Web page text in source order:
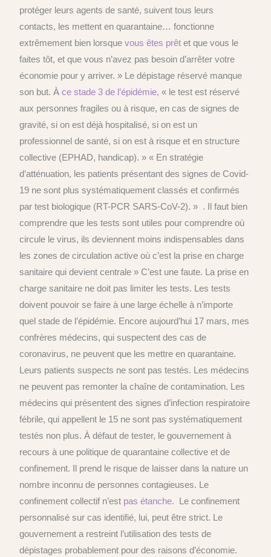
protéger leurs agents de santé, suivent tous leurs
contacts, les mettent en quarantaine… fonctionne
extrêmement bien lorsquevous êtes prêt et que vous le
faites tôt, et que vous n’avez pas besoin d’arrêter votre
économie pour y arriver. » Le dépistage réservé manque
son but. À ce stade 3 de l’épidémie, « le test est réservé
aux personnes fragiles ou à risque, en cas de signes de
gravité, si on est déjà hospitalisé, si on est un
professionnel de santé, si on est à risque et en structure
collective (EPHAD, handicap). » « En stratégie
d’atténuation, les patients présentant des signes de Covid-
19 ne sont plus systématiquement classés et confirmés
par test biologique (RT-PCR SARS-CoV-2). » . Il faut bien
comprendre que les tests sont utiles pour comprendre où
circule le virus, ils deviennent moins indispensables dans
les zones de circulation active où c’est la prise en charge
sanitaire qui devient centrale » C’est une faute. La prise en
charge sanitaire ne doit pas limiter les tests. Les tests
doivent pouvoir se faire à une large échelle à n’importe
quel stade de l’épidémie. Encore aujourd’hui 17 mars, mes
confrères médecins, qui suspectent des cas de
coronavirus, ne peuvent que les mettre en quarantaine.
Leurs patients suspects ne sont pas testés. Les médecins
ne peuvent pas remonter la chaîne de contamination. Les
médecins qui présentent des signes d’infection respiratoire
fébrile, qui appellent le 15 ne sont pas systématiquement
testés non plus. À défaut de tester, le gouvernement à
recours à une politique de quarantaine collective et de
confinement. Il prend le risque de laisser dans la nature un
nombre inconnu de personnes contagieuses. Le
confinement collectif n’est pas étanche. Le confinement
personnalisé sur cas identifié, lui, peut être strict. Le
gouvernement a restreint l’utilisation des tests de
dépistages probablement pour des raisons d’économie.